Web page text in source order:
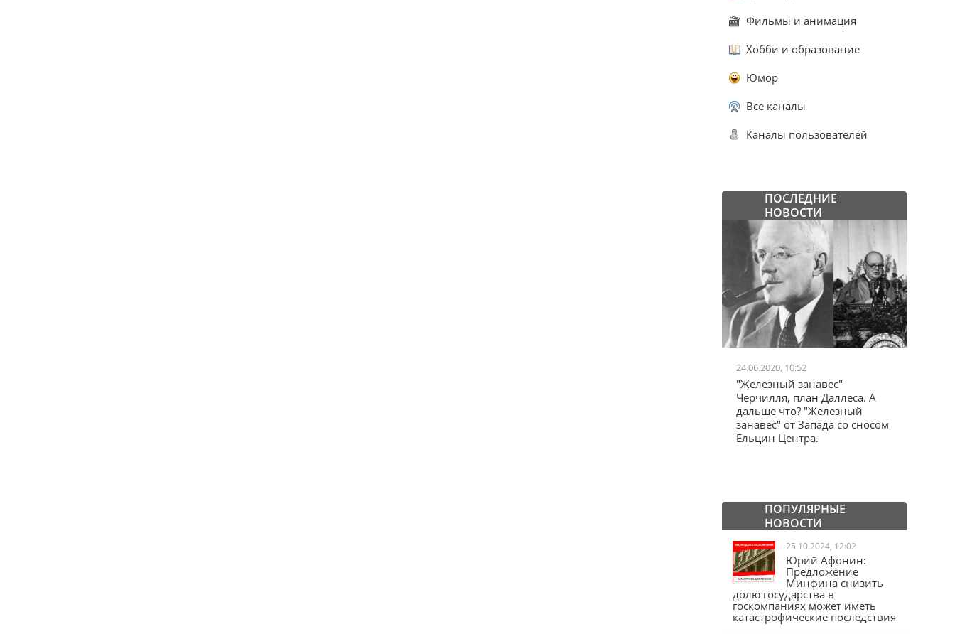
Фильмы и анимация
Хобби и образование
Юмор
Все каналы
Каналы пользователей
ПОСЛЕДНИЕ
НОВОСТИ
24.06.2020, 10:52
"Железный занавес"
Черчилля, план Даллеса. А
дальше что? "Железный
занавес" от Запада со сносом
Ельцин Центра.
ПОПУЛЯРНЫЕ
НОВОСТИ
25.10.2024, 12:02
Юрий Афонин:
Предложение
Минфина снизить
долю государства в
госкомпаниях может иметь
катастрофические последствия